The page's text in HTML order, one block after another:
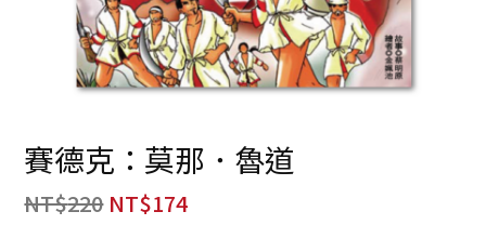
賽德克：莫那．魯道
NT$220 NT$174